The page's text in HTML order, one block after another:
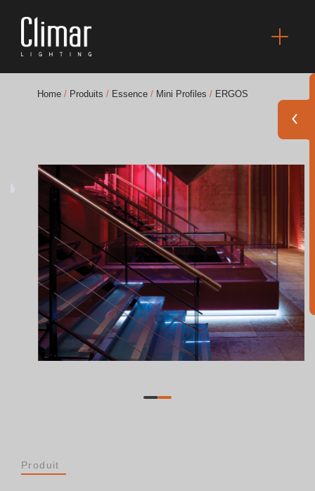
Finishes Book
BOYA OUT Shapes
Solutions Acoustiques
Meilleurs Projets
Catalogues
Home / Produits / Essence / Mini Profiles / ERGOS
Produit